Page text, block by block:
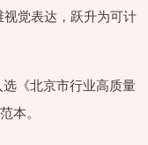
觉表达，跃升为可计
《北京市行业高质量
本。